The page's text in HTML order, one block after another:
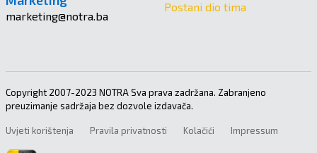
marketing@notra.ba
Postani dio tima
Copyright 2007-2023 NOTRA Sva prava zadržana. Zabranjeno
preuzimanje sadržaja bez dozvole izdavača.
Uvjeti korištenja Pravila privatnosti Kolačići Impressum